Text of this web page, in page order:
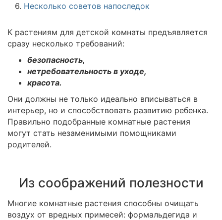
6. Несколько советов напоследок
К растениям для детской комнаты предъявляется
сразу несколько требований:
безопасность,
нетребовательность в уходе,
красота.
Они должны не только идеально вписываться в
интерьер, но и способствовать развитию ребенка.
Правильно подобранные комнатные растения
могут стать незаменимыми помощниками
родителей.
Из соображений полезности
Многие комнатные растения способны очищать
воздух от вредных примесей: формальдегида и